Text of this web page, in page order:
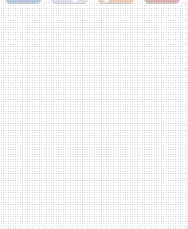
Digg Facebook Furl StudiVZ